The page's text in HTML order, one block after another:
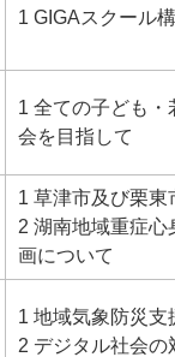
1 GIGAスクール
1 全ての子ども
会を目指して
1 草津市及び栗東
2 湖南地域重症
画について
1 地域気象防災支
2 デジタル社会の